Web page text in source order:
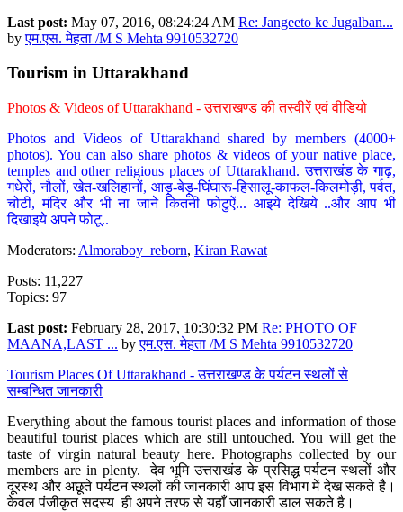
Last post: May 07, 2016, 08:24:24 AM Re: Jangeeto ke Jugalban...
byएम.एस. मेहता /M S Mehta 9910532720
Tourism in Uttarakhand
Photos & Videos of Uttarakhand - उत्तराखण्ड की तस्वीरें एवं वीडियो
Photos and Videos of Uttarakhand shared by members (4000+
photos). You can also share photos & videos of your native place,
temples and other religious places of Uttarakhand. उत्तराखंड के गाढ़,
गधेरों, नौलों, खेत-खलिहानों, आड़ू-बेड़ू-घिंघारू-हिसालू-काफल-किलमोड़ी, पर्वत,
चोटी, मंदिर और भी ना जाने कितनी फोटुऐं... आइये देखिये ..और आप भी
दिखाइये अपने फोटू..
Moderators: Almoraboy_reborn, Kiran Rawat
Posts: 11,227
Topics: 97
Last post: February 28, 2017, 10:30:32 PM Re: PHOTO OF
MAANA,LAST ... byएम.एस. मेहता /M S Mehta 9910532720
Tourism Places Of Uttarakhand - उत्तराखण्ड के पर्यटन स्थलों से
सम्बन्धित जानकारी
Everything about the famous tourist places and information of those
beautiful tourist places which are still untouched. You will get the
taste of virgin natural beauty here. Photographs collected by our
members are in plenty. देव भूमि उत्तराखंड के प्रसिद्ध पर्यटन स्थलों और
दूरस्थ और अछूते पर्यटन स्थलों की जानकारी आप इस विभाग में देख सकते है।
केवल पंजीकृत सदस्य ही अपने तरफ से यहाँ जानकारी डाल सकते है।